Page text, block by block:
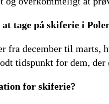
tage på skiferie i
december til marts,
tidspunkt for dem,
for skiferie?